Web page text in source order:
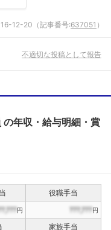
12-20 （記事番号:637051 ）
不適切な投稿として報告
の年収・給与明細・賞
役職手当
円 ???,???円
家族手当